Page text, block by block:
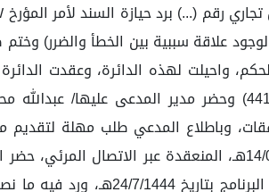
سعد سعيد الحربي هوية رقم (...) وبالله التوفيق.) وذلك حسب الصك رقم (٤٤٣٠٤٠٢٥٩١) وتاريخ ١٤٤٤/٠٥/٢١هـ ولوجود علاقة
في ديباجة الحكم، واحيلت لهذه الدائرة، وعقدت
بتاريخ 15/07/1444هـ، المنعقدة عبر الاتصال المرئي، حضر المدعي وكالة/ عمار صالح محمد باجابر، بالوكالة رقم (441161875)
وباطلاع المدعي طلب مهلة لتقديم
فأفهمته الدائرة بتقديمها عبر البرنامج خلال عشرة أيام ثم يقوم المدعي بالرد بذات الطريقة والمدة. وفي جلسة 14/08/1444هـ،
عمار صالح محمد باجابر، وتبين عدم حضور من يمثل المدعى عليها، رغم حضوره في الجلسة